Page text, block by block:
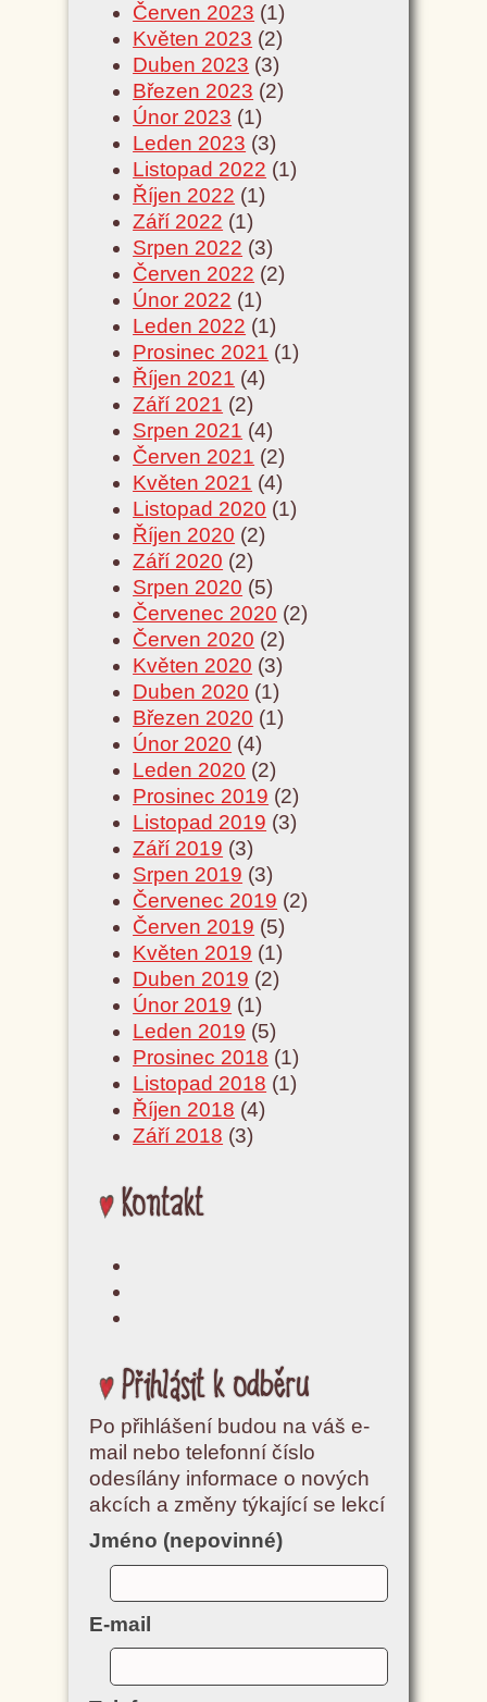
Červen 2023 (1)
Květen 2023 (2)
Duben 2023 (3)
Březen 2023 (2)
Únor 2023 (1)
Leden 2023 (3)
Listopad 2022 (1)
Říjen 2022 (1)
Září 2022 (1)
Srpen 2022 (3)
Červen 2022 (2)
Únor 2022 (1)
Leden 2022 (1)
Prosinec 2021 (1)
Říjen 2021 (4)
Září 2021 (2)
Srpen 2021 (4)
Červen 2021 (2)
Květen 2021 (4)
Listopad 2020 (1)
Říjen 2020 (2)
Září 2020 (2)
Srpen 2020 (5)
Červenec 2020 (2)
Červen 2020 (2)
Květen 2020 (3)
Duben 2020 (1)
Březen 2020 (1)
Únor 2020 (4)
Leden 2020 (2)
Prosinec 2019 (2)
Listopad 2019 (3)
Září 2019 (3)
Srpen 2019 (3)
Červenec 2019 (2)
Červen 2019 (5)
Květen 2019 (1)
Duben 2019 (2)
Únor 2019 (1)
Leden 2019 (5)
Prosinec 2018 (1)
Listopad 2018 (1)
Říjen 2018 (4)
Září 2018 (3)
Kontakt
Přihlásit k odběru
Po přihlášení budou na váš e-
mail nebo telefonní číslo
odesílány informace o nových
akcích a změny týkající se lekcí
Jméno (nepovinné)
E-mail